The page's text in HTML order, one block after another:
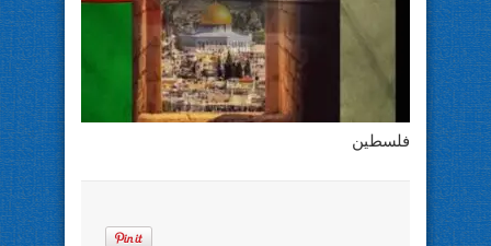
فلسطين